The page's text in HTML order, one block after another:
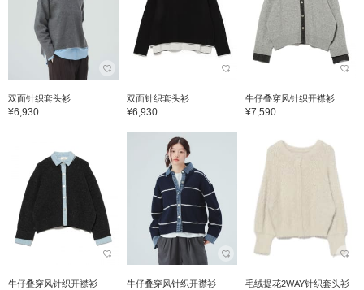
双面针织套头衫
¥6,930
双面针织套头衫
¥6,930
牛仔叠穿风针织开襟衫
¥7,590
牛仔叠穿风针织开襟衫 牛仔叠穿风针织开襟衫 毛绒提花2WAY针织套头衫